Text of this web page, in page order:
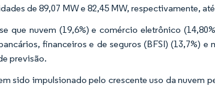
de 89,07 MW e 82,45 MW, respectivamente,
que nuvem (19,6%) e comércio eletrônico
financeiros e de seguros (BFSI) (13,7%) e
previsão.
sido impulsionado pelo crescente uso da nuvem